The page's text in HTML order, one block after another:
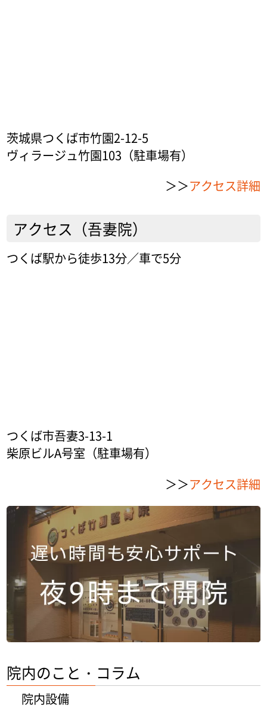
茨城県つくば市竹園2-12-5
ヴィラージュ竹園103（駐車場有）
＞＞アクセス詳細
アクセス（吾妻院）
つくば駅から徒歩13分／車で5分
つくば市吾妻3-13-1
柴原ビルA号室（駐車場有）
＞＞アクセス詳細
院内のこと・コラム
院内設備